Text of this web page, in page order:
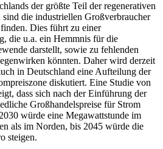
der größte Teil der regenerativen
sind die industriellen Großverbraucher
Dies führt zu einer
die u.a. ein Hemmnis für die
darstellt, sowie zu fehlenden
könnten. Daher wird derzeit
in Deutschland eine Aufteilung der
diskutiert. Eine Studie von
dass sich nach der Einführung der
Großhandelspreise für Strom
würde eine Megawattstunde im
als im Norden, bis 2045 würde die
steigen.